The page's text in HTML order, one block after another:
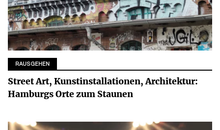
RAUSGEHEN
Street Art, Kunstinstallationen, Architektur:
Hamburgs Orte zum Staunen